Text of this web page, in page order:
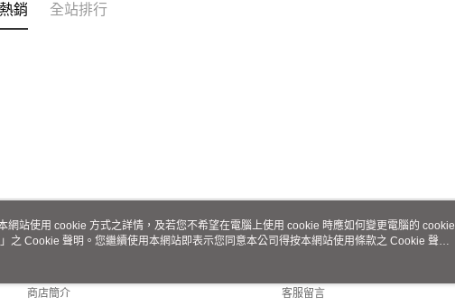
銷 全站排行
關於我們
商店簡介
客服資訊
客服留言
網站使用 cookie 方式之詳情，及若您不希望在電腦上使用 cookie 時應如何變更電腦的 cookie
」之 Cookie 聲明。您繼續使用本網站即表示您同意本公司得按本網站使用條款之 Cookie 聲明